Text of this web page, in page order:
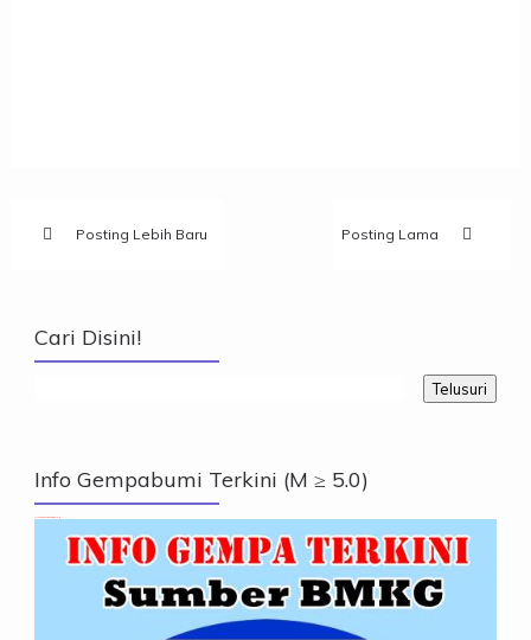
Posting Lebih Baru Posting Lama
Cari Disini!
Info Gempabumi Terkini (M ≥ 5.0)